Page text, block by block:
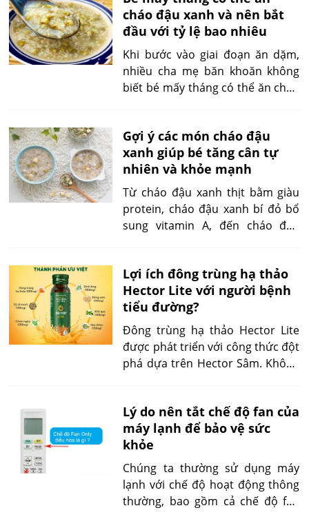
đơn giản, mẹ có thể giúp bé đổi vị
liên tục mà vẫn đảm bảo cân
bằng dưỡng chất trong giai đoạn
phát triển quan trọng.
cháo đậu xanh và nên bắt
đầu với tỷ lệ bao nhiêu
Khi bước vào giai đoạn ăn dặm,
nhiều cha mẹ băn khoăn không
biết bé mấy tháng có thể ăn cháo
này sẽ giúp bạn hiểu rõ thời điểm
phù hợp, lợi ích – rủi ro tiềm ẩn và
cách chế biến đúng chuẩn cho
từng tháng tuổi.
Gợi ý các món cháo đậu
xanh giúp bé tăng cân tự
nhiên và khỏe mạnh
Từ cháo đậu xanh thịt bằm giàu
protein, cháo đậu xanh bí đỏ bổ
sung vitamin A, đến cháo đậu
riêng cho quá trình tăng cân của
bé. Chỉ cần mẹ lựa chọn đúng tỷ
lệ và cách nấu, món cháo sẽ trở
thành bữa ăn dinh dưỡng hoàn
hảo mỗi ngày.
Lợi ích đông trùng hạ thảo
Hector Lite với người bệnh
tiểu đường?
Đông trùng hạ thảo Hector Lite
được phát triển với công thức đột
phá dựa trên Hector Sâm. Không
năng kiểm soát đường huyết,
phòng ngừa, điều trị bệnh tiểu
đường hiệu quả phù hợp cho các
bệnh nhân tiểu đường, người dấu
hiệu tiền tiểu đường.
Lý do nên tắt chế độ fan của
máy lạnh để bảo vệ sức
khỏe
Chúng ta thường sử dụng máy
lạnh với chế độ hoạt động thông
thường, bao gồm cả chế độ fan